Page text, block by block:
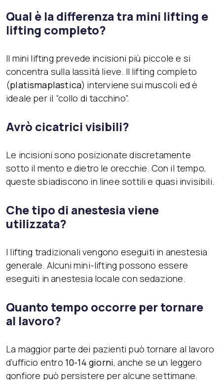
Qual è la differenza tra mini lifting e
lifting completo?
Il mini lifting prevede incisioni più piccole e si
concentra sulla lassità lieve. Il lifting completo
(platismaplastica) interviene sui muscoli ed è
ideale per il “collo di tacchino”.
Avrò cicatrici visibili?
Le incisioni sono posizionate discretamente
sotto il mento e dietro le orecchie. Con il tempo,
queste sbiadiscono in linee sottili e quasi invisibili.
Che tipo di anestesia viene
utilizzata?
I lifting tradizionali vengono eseguiti in anestesia
generale. Alcuni mini-lifting possono essere
eseguiti in anestesia locale con sedazione.
Quanto tempo occorre per tornare
al lavoro?
La maggior parte dei pazienti può tornare al lavoro
d’ufficio entro 10-14 giorni, anche se un leggero
gonfiore può persistere per alcune settimane.